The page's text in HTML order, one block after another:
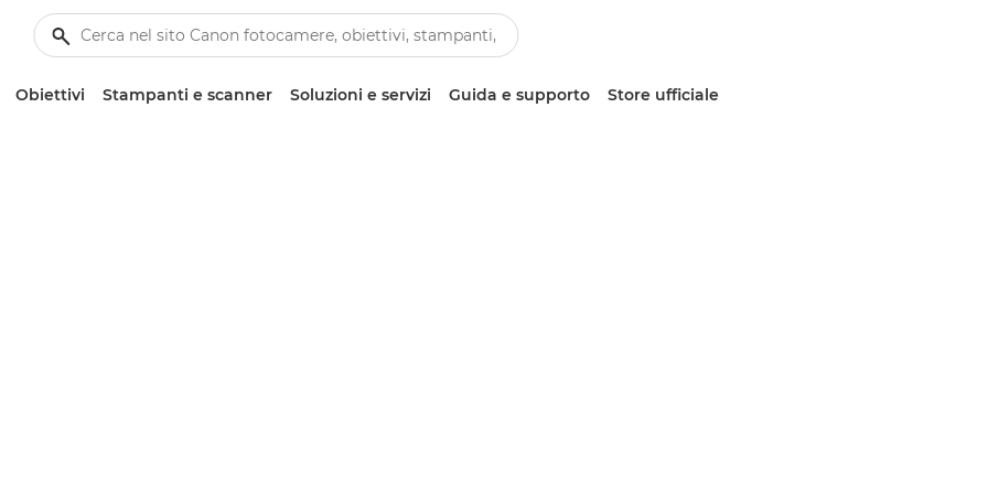
Obiettivi Stampanti e scanner Soluzioni e servizi Guida e supporto Store ufficiale